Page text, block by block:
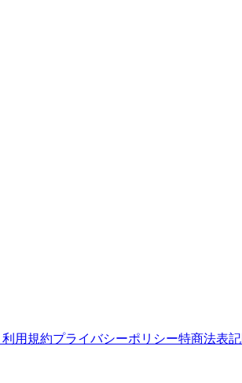
利用規約プライバシーポリシー特商法表記